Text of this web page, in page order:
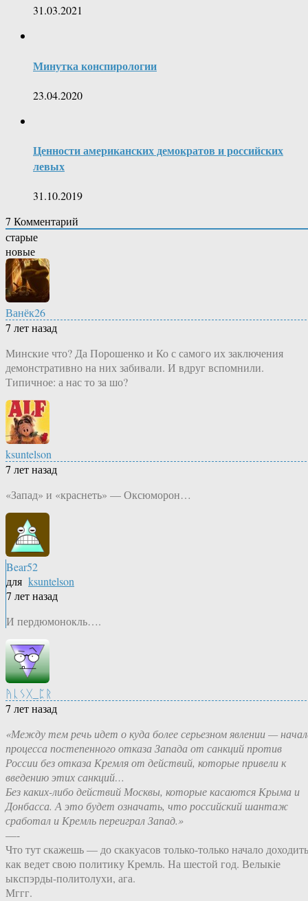
31.03.2021
Минутка конспирологии
23.04.2020
Ценности американских демократов и российских
левых
31.10.2019
7 Комментарий
старые
новые
Ванёк26
7 лет назад
Минские что? Да Порошенко и Ко с самого их заключения
демонстративно на них забивали. И вдруг вспомнили.
Типичное: а нас то за шо?
ksuntelson
7 лет назад
«Запад» и «краснеть» — Оксюморон…
Bear52
для ksuntelson
7 лет назад
И пердюмонокль….
ᚤᚳᛊᚷ_ᛈᚱ
7 лет назад
«Между тем речь идет о куда более серьезном явлении —
процесса постепенного отказа Запада от санкций против
России без отказа Кремля от действий, которые привели к
введению этих санкций…
Без каких-либо действий Москвы, которые касаются Крыма и
Донбасса. А это будет означать, что российский шантаж
сработал и Кремль переиграл Запад.»
—-
Что тут скажешь — до скакуасов только-только начало
как ведет свою политику Кремль. На шестой год. Велыкiе
ыкспэрды-политолухи, ага.
Мггг.